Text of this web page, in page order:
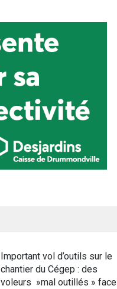
Important vol d’outils sur le
chantier du Cégep : des
voleurs »mal outillés » face